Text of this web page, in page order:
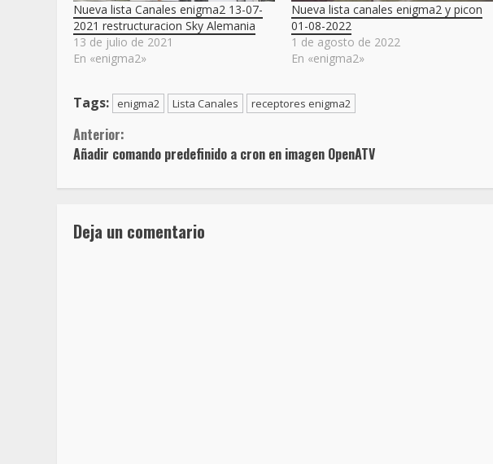
Nueva lista Canales enigma2 13-07-
2021 restructuracion Sky Alemania
13 de julio de 2021
En «enigma2»
Nueva lista canales enigma2 y picon
01-08-2022
1 de agosto de 2022
En «enigma2»
Tags: enigma2 Lista Canales receptores enigma2
Sigue
leyendo
Anterior:
Añadir comando predefinido a cron en imagen OpenATV
Deja un comentario